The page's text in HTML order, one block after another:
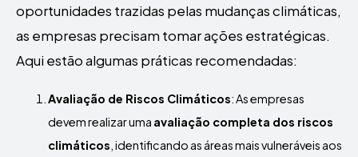
oportunidades trazidas pelas mudanças climáticas,
as empresas precisam tomar ações estratégicas.
Aqui estão algumas práticas recomendadas:
Avaliação de Riscos Climáticos: As empresas
devem realizar uma avaliação completa dos riscos
climáticos , identificando as áreas mais vulneráveis aos